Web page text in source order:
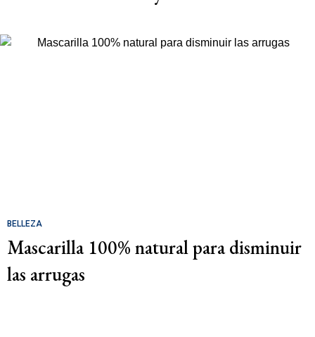
BELLEZA
Mascarilla 100% natural para disminuir
las arrugas